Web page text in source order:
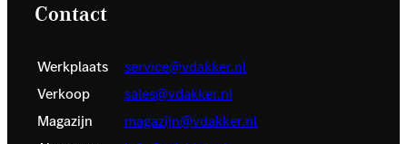
Contact
Werkplaats
service@vdakker.nl
Verkoop
sales@vdakker.nl
Magazijn
magazijn@vdakker.nl